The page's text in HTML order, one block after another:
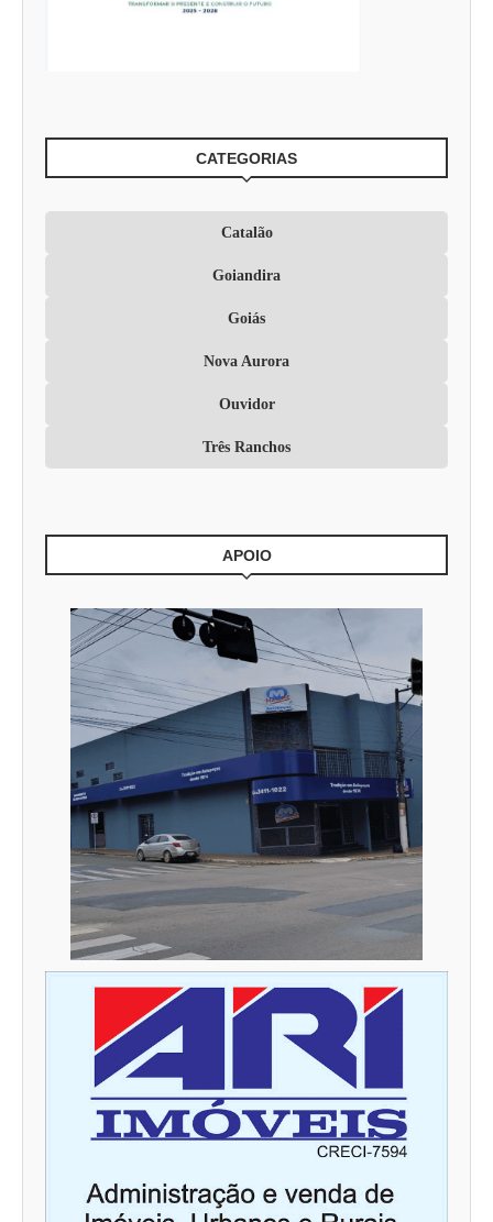
CATEGORIAS
Catalão
Goiandira
Goiás
Nova Aurora
Ouvidor
Três Ranchos
APOIO